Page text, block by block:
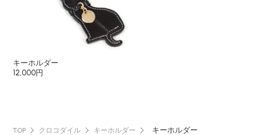
キーホルダー
12,000円
TOP クロコダイル キーホルダー キーホルダー